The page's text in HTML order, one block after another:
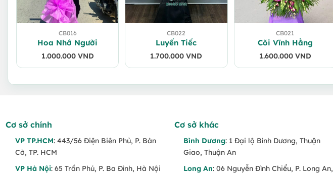
CB016
Hoa Nhớ Người
1.000.000 VND
CB022
Luyến Tiếc
1.700.000VND
CB021
Cõi Vĩnh Hằng
1.600.000 VND
Cơ sở chính
VP TP.HCM: 443/56 Điện Biên Phủ, P. Bàn
Cờ, TP. HCM
VP Hà Nội: 65 Trần Phú, P. Ba Đình, Hà Nội
Cơ sở khác
Bình Dương: 1 Đại lộ Bình Dương, Thuận
Giao, Thuận An
Long An: 06 Nguyễn Đình Chiểu, P. Long An,